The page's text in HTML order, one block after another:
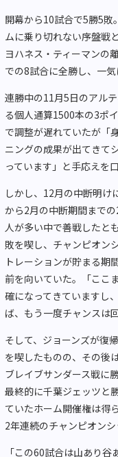
開幕から10試合で5勝5
ムに乗り切れない序盤戦
ヨハネス・ティーマンの
での8試合に全勝し、一気
連勝中の11月5日のアル
る個人通算1500本の3ポ
で調整が遅れていたが「
ニングの成果が出てきて
っています」と手応えを
しかし、12月の中断明け
から2月の中断期間まで
人が多い中で善戦したと
敗を喫し、チャンピオン
トレーションが貯まる期
前を向いていた。「ここ
確になってきていますし
ば、もう一度チャンスは
そして、ジョーンズが復
を喫したものの、その後
ブレイブサンダース戦に
最終的に千葉ジェッツと
ていたホーム開催権は得
2年連続のチャンピオンシ
「この60試合は山あり